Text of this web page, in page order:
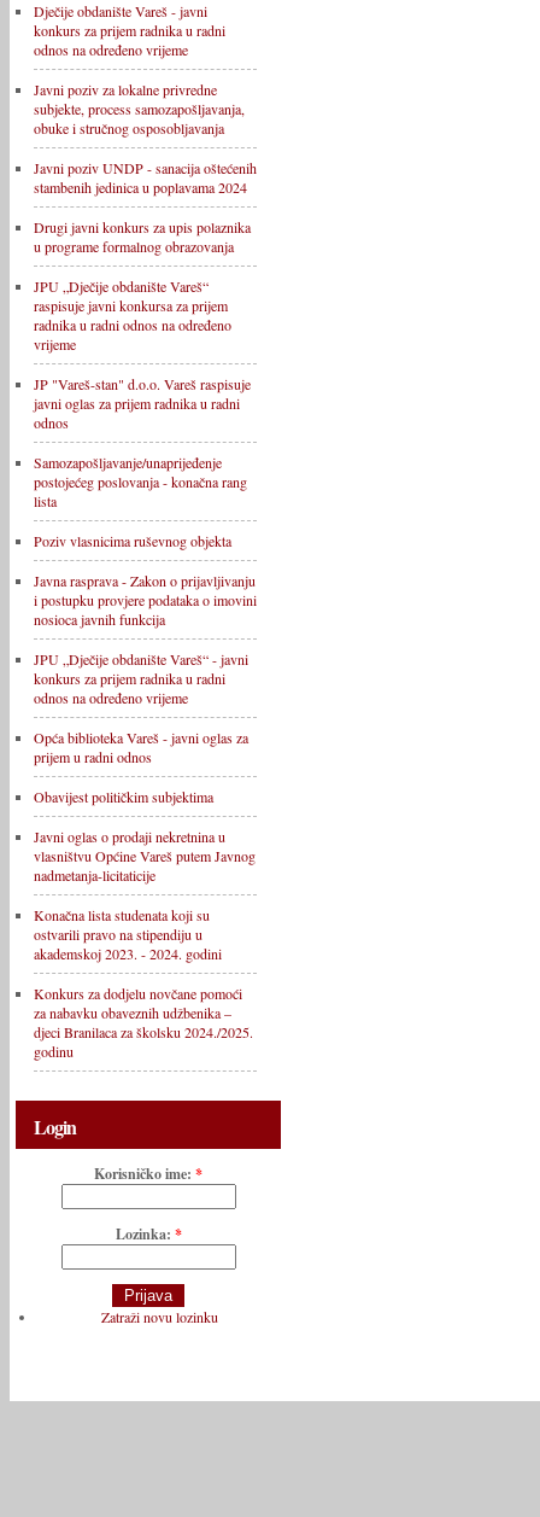
Dječije obdanište Vareš - javni
konkurs za prijem radnika u radni
odnos na određeno vrijeme
Javni poziv za lokalne privredne
subjekte, process samozapošljavanja,
obuke i stručnog osposobljavanja
Javni poziv UNDP - sanacija oštećenih
stambenih jedinica u poplavama 2024
Drugi javni konkurs za upis polaznika
u programe formalnog obrazovanja
JPU „Dječije obdanište Vareš“
raspisuje javni konkursa za prijem
radnika u radni odnos na određeno
vrijeme
JP "Vareš-stan" d.o.o. Vareš raspisuje
javni oglas za prijem radnika u radni
odnos
Samozapošljavanje/unaprijeđenje
postojećeg poslovanja - konačna rang
lista
Poziv vlasnicima ruševnog objekta
Javna rasprava - Zakon o prijavljivanju
i postupku provjere podataka o imovini
nosioca javnih funkcija
JPU „Dječije obdanište Vareš“ - javni
konkurs za prijem radnika u radni
odnos na određeno vrijeme
Opća biblioteka Vareš - javni oglas za
prijem u radni odnos
Obavijest političkim subjektima
Javni oglas o prodaji nekretnina u
vlasništvu Općine Vareš putem Javnog
nadmetanja-licitaticije
Konačna lista studenata koji su
ostvarili pravo na stipendiju u
akademskoj 2023. - 2024. godini
Konkurs za dodjelu novčane pomoći
za nabavku obaveznih udžbenika –
djeci Branilaca za školsku 2024./2025.
godinu
Login
Korisničko ime: *
Lozinka: *
Zatraži novu lozinku